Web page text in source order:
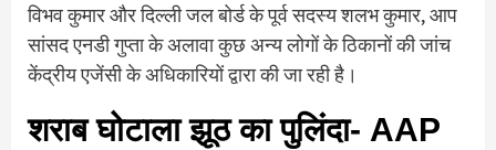
विभव कुमार और दिल्ली जल बोर्ड के पूर्व सदस्य शलभ कुमार, आप
सांसद एनडी गुप्ता के अलावा कुछ अन्य लोगों के ठिकानों की जांच
केंद्रीय एजेंसी के अधिकारियों द्वारा की जा रही है।
शराब घोटाला झूठ का पुलिंदा- AAP